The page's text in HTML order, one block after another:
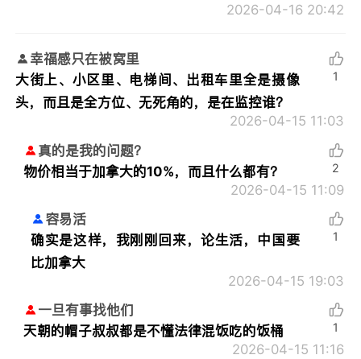
2026-04-16 20:42
幸福感只在被窝里
大街上、小区里、电梯间、出租车里全是摄像
头，而且是全方位、无死角的，是在监控谁？
2026-04-15 11:03
1
真的是我的问题？
物价相当于加拿大的10%，而且什么都有？
2026-04-15 11:09
2
容易活
确实是这样，我刚刚回来，论生活，中国要
比加拿大
2026-04-15 19:03
1
一旦有事找他们
天朝的帽子叔叔都是不懂法律混饭吃的饭桶
2026-04-15 11:16
1